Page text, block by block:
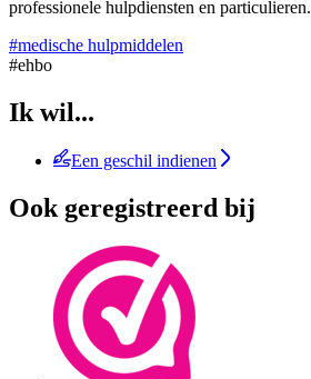
professionele hulpdiensten en particulieren.
#medische hulpmiddelen
#ehbo
Ik wil...
Een geschil indienen
Ook geregistreerd bij